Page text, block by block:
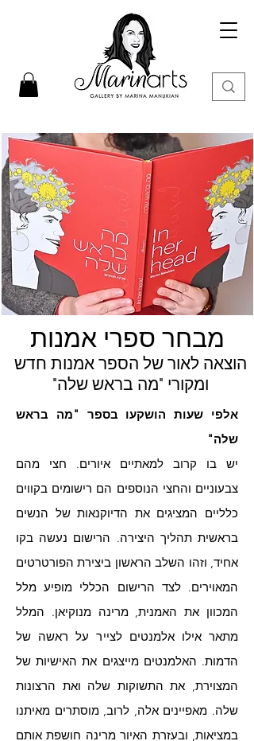
מבחר ספרי אמנות
הוצאה לאור של הספר אמנות חדש
ומקורי "מה בראש שלה"
אלפי שעות הושקעו בספר "מה בראש
שלה"
יש בו קרוב למאתיים איורים. חצי מהם
צבעוניים והחצי הנוספים הם רישומים בקווים
כלליים המציגים את הדיוקנאות של הנשים
בראשית תהליך היצירה. הרישום נעשה בקו
אחיד, וזהו השלב הראשון ביצירת הפורטרטים
המאוירים. לצד הרישום הכללי מופיע מלל
המכוון את האמנית, מרינה מנוקיאן. המלל
מתאר אילו אלמנטים לצייר על ראשה של
הדמות. האלמנטים מייצגים את האישיות של
המצוירת, את התשוקות שלה ואת הרצונות
שלה. מאפיינים אלה, לרוב, מוסתרים מאיתנו
במציאות, ובעזרת האיור מרינה חושפת אותם